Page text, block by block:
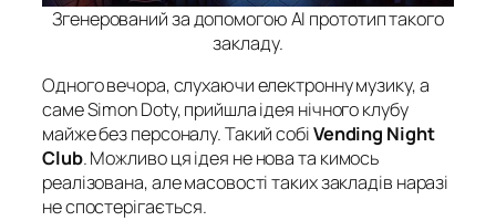
Згенерований за допомогою АІ прототип такого
закладу.
Одного вечора, слухаючи електронну музику, а
саме Simon Doty, прийшла ідея нічного клубу
майже без персоналу. Такий собіVending Night
Club. Можливо ця ідея не нова та кимось
реалізована, але масовості таких закладів наразі
не спостерігається.